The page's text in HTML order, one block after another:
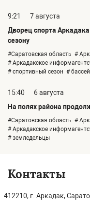
9:21
7 августа
Дворец спорта
сезону
#Саратовская область #
# Аркадакское
# спортивный сезон #
15:40
6 августа
На полях района
#Саратовская область #
# Аркадакское
# земледельцы
Контакты
412210, г. Аркадак,